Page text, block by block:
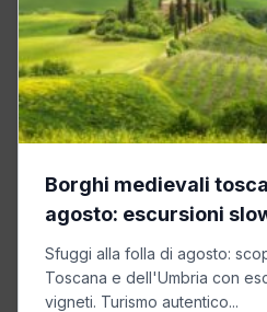
Borghi medievali
agosto: escursioni
castelli
Sfuggi alla folla di agosto:
Toscana e dell'Umbria con
vigneti. Turismo autentico...